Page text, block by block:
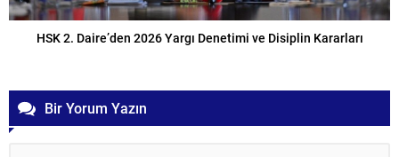
HSK 2. Daire’den 2026 Yargı Denetimi ve Disiplin Kararları
Bir Yorum Yazın